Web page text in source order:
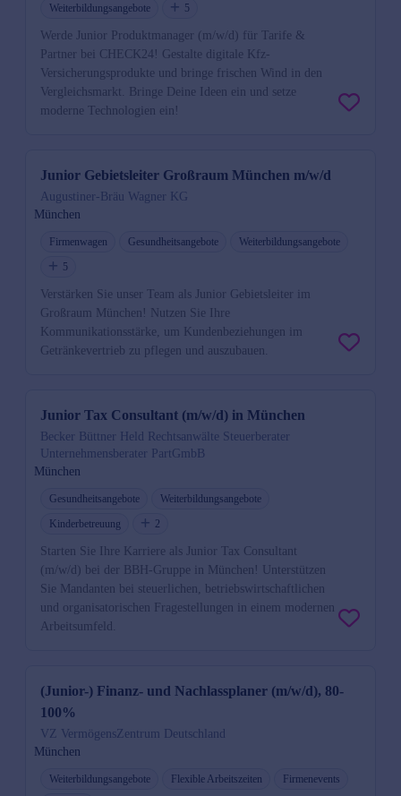
Weiterbildungsangebote
5
Werde Junior Produktmanager (m/w/d) für Tarife &
Partner bei CHECK24! Gestalte digitale Kfz-
Versicherungsprodukte und bringe frischen Wind in den
Vergleichsmarkt. Bringe Deine Ideen ein und setze
moderne Technologien ein!
Junior Gebietsleiter Großraum München m/w/d
Augustiner-Bräu Wagner KG
München
Firmenwagen Gesundheitsangebote
Weiterbildungsangebote
5
Verstärken Sie unser Team als Junior Gebietsleiter im
Großraum München! Nutzen Sie Ihre
Kommunikationsstärke, um Kundenbeziehungen im
Getränkevertrieb zu pflegen und auszubauen.
Junior Tax Consultant (m/w/d) in München
Becker Büttner Held Rechtsanwälte Steuerberater
Unternehmensberater PartGmbB
München
Gesundheitsangebote
Weiterbildungsangebote
Kinderbetreuung
2
Starten Sie Ihre Karriere als Junior Tax Consultant
(m/w/d) bei der BBH-Gruppe in München! Unterstützen
Sie Mandanten bei steuerlichen, betriebswirtschaftlichen
und organisatorischen Fragestellungen in einem modernen
Arbeitsumfeld.
(Junior-) Finanz- und Nachlassplaner (m/w/d), 80-
100%
VZ VermögensZentrum Deutschland
München
Weiterbildungsangebote Flexible Arbeitszeiten
Firmenevents